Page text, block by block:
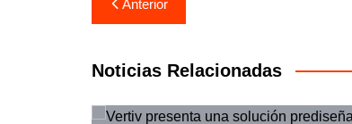
de
entradas
Anterior
Noticias Relacionadas